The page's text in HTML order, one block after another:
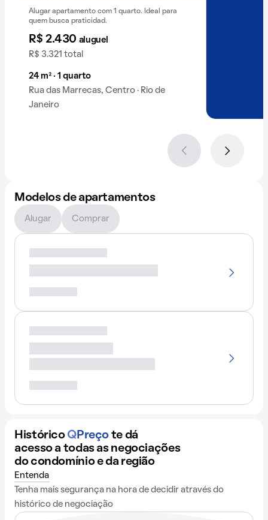
Alugar apartamento com 1 quarto. Ideal para
quem busca praticidad.
R$ 2.430 aluguel
R$ 3.321 total
24 m² · 1 quarto
Rua das Marrecas, Centro · Rio de
Janeiro
Modelos de apartamentos
Alugar Comprar
Histórico QPreço te dá
acesso a todas as negociações
do condomínio e da região
Entenda
Tenha mais segurança na hora de decidir através do
histórico de negociação